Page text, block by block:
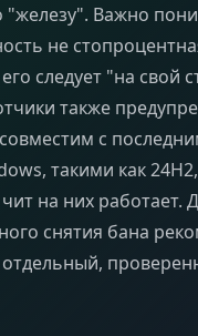
"железу". Важно
не
следует "на свой
также
с
такими как
на них работает.
снятия бана